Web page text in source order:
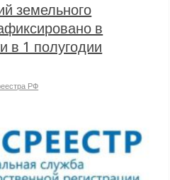
земельного
в
в 1 полугодии
РФ